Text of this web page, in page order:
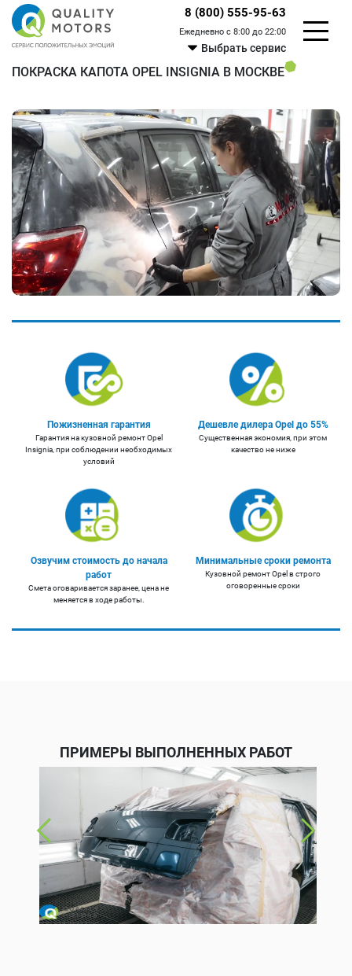
8 (800) 555-95-63
Ежедневно с 8:00 до 22:00
Выбрать сервис
ПОКРАСКА КАПОТА OPEL INSIGNIA В МОСКВЕ
Пожизненная гарантия
Гарантия на кузовной ремонт Opel
Insignia, при соблюдении необходимых
условий
Дешевле дилера Opel до 55%
Существенная экономия, при этом
качество не ниже
Озвучим стоимость до начала
работ
Смета оговаривается заранее, цена не
меняется в ходе работы.
Минимальные сроки ремонта
Кузовной ремонт Opel в строго
оговоренные сроки
ПРИМЕРЫ ВЫПОЛНЕННЫХ РАБОТ